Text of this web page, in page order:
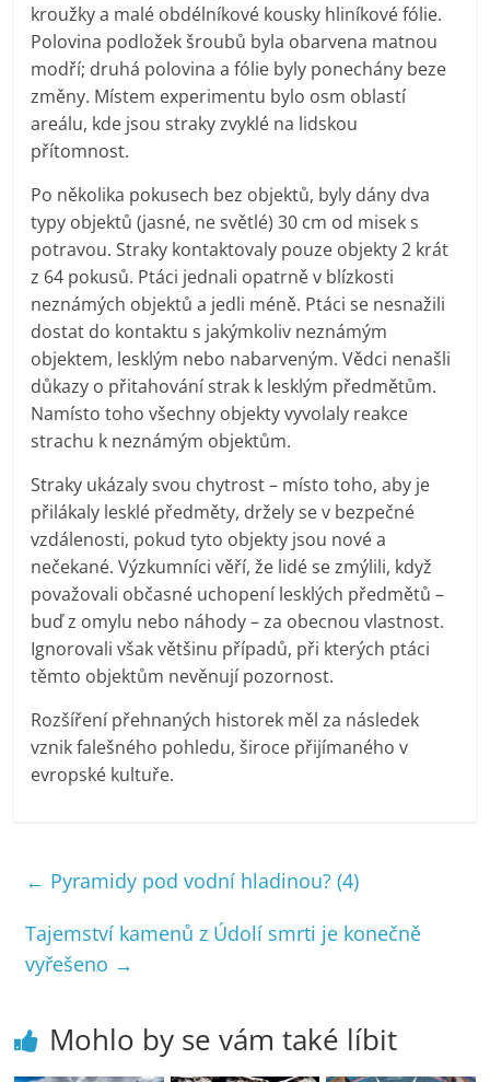
kroužky a malé obdélníkové kousky hliníkové fólie.
Polovina podložek šroubů byla obarvena matnou
modří; druhá polovina a fólie byly ponechány beze
změny. Místem experimentu bylo osm oblastí
areálu, kde jsou straky zvyklé na lidskou
přítomnost.
Po několika pokusech bez objektů, byly dány dva
typy objektů (jasné, ne světlé) 30 cm od misek s
potravou. Straky kontaktovaly pouze objekty 2 krát
z 64 pokusů. Ptáci jednali opatrně v blízkosti
neznámých objektů a jedli méně. Ptáci se nesnažili
dostat do kontaktu s jakýmkoliv neznámým
objektem, lesklým nebo nabarveným. Vědci nenašli
důkazy o přitahování strak k lesklým předmětům.
Namísto toho všechny objekty vyvolaly reakce
strachu k neznámým objektům.
Straky ukázaly svou chytrost – místo toho, aby je
přilákaly lesklé předměty, držely se v bezpečné
vzdálenosti, pokud tyto objekty jsou nové a
nečekané. Výzkumníci věří, že lidé se zmýlili, když
považovali občasné uchopení lesklých předmětů –
buď z omylu nebo náhody – za obecnou vlastnost.
Ignorovali však většinu případů, při kterých ptáci
těmto objektům nevěnují pozornost.
Rozšíření přehnaných historek měl za následek
vznik falešného pohledu, široce přijímaného v
evropské kultuře.
← Pyramidy pod vodní hladinou? (4)
Tajemství kamenů z Údolí smrti je konečně
vyřešeno →
Mohlo by se vám také líbit